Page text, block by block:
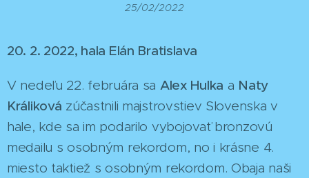
25/02/2022
20. 2. 2022, hala Elán Bratislava
V nedeľu 22. februára sa Alex Hulka a Naty
Králiková zúčastnili majstrovstiev Slovenska v
hale, kde sa im podarilo vybojovať bronzovú
medailu s osobným rekordom, no i krásne 4.
miesto taktiež s osobným rekordom. Obaja naši